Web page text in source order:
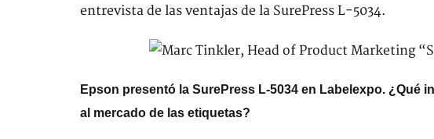
entrevista de las ventajas de la SurePress L-5034.
Epson presentó la SurePress L-5034 en Labelexpo. ¿Qué
al mercado de las etiquetas?